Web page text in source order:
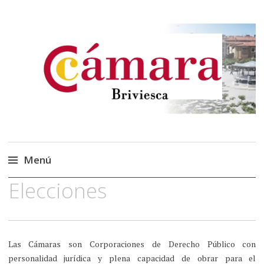
Cámara Oficial de
Menú
Saltar
al
Elecciones
Las Cámaras son Corporaciones de Derecho Público con
personalidad jurídica y plena capacidad de obrar para el